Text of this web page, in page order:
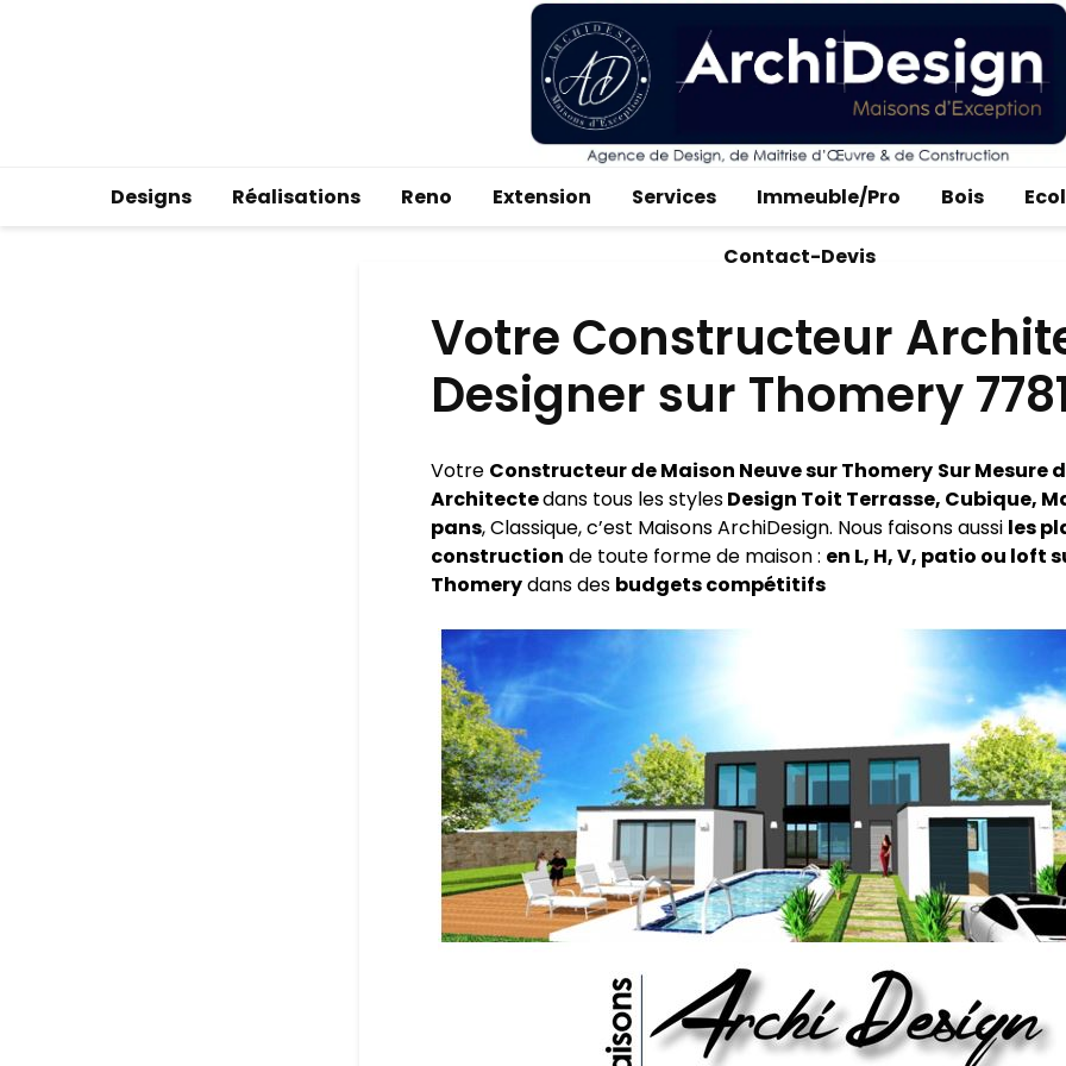
Designs Réalisations Reno Extension Services Immeuble/Pro Bois
Contact-Devis
Votre Constructeur
Designer sur Thomery
Votre Constructeur de Maison Neuve sur Thomery Sur Mesure d
Architectedans tous les stylesDesign Toit Terrasse, Cubique,
pans, Classique, c’est Maisons ArchiDesign. Nous faisons aussi les
construction de toute forme de maison : en L, H, V, patio ou loft
Thomerydans des budgets compétitifs